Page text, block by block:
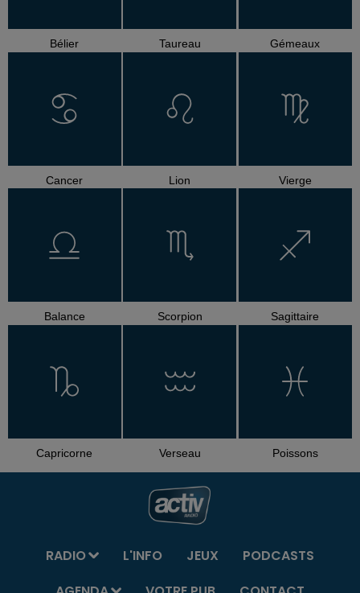
Bélier Taureau Gémeaux
Cancer Lion Vierge
Balance Scorpion Sagittaire
Capricorne Verseau Poissons
RADIO L'INFO JEUX
PODCASTS